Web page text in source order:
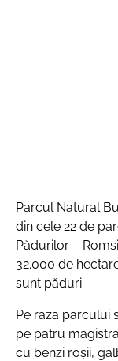
Parcul Natural
din cele 22 de
Pădurilor –
32.000 de
sunt păduri.
Pe raza parcului
pe patru
cu benzi roșii,